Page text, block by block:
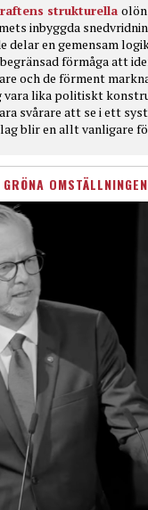
strukturella
inbyggda
delar en gemensam
förmåga att
och de förment
vara lika politiskt
svårare att se i ett
blir en allt vanligare
GRÖNA OMSTÄLLNINGEN